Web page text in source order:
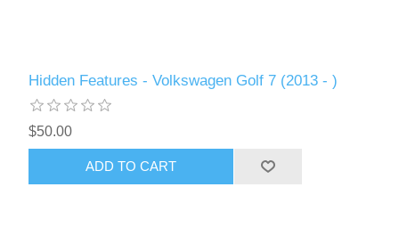
Hidden Features - Volkswagen Golf 7 (2013 - )
$50.00
ADD TO CART